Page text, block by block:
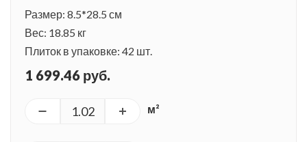
Размер: 8.5*28.5 см
Вес: 18.85 кг
Плиток в упаковке: 42 шт.
1 699.46 руб.
м²